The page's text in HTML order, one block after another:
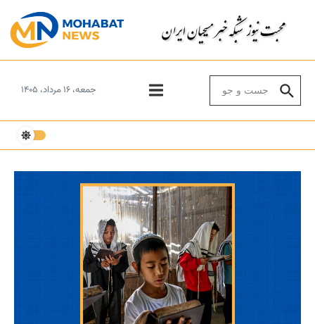
جمعه، ۱۶ مرداد، ۱۴۰۵